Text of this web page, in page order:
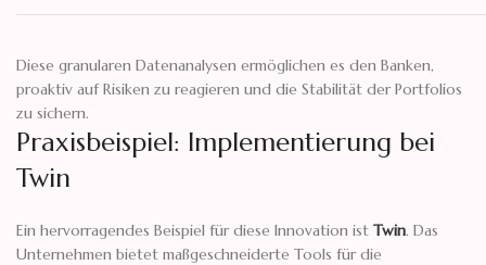
Diese granularen Datenanalysen ermöglichen es den Banken,
proaktiv auf Risiken zu reagieren und die Stabilität der Portfolios
zu sichern.
Praxisbeispiel: Implementierung bei
Twin
Ein hervorragendes Beispiel für diese Innovation ist Twin. Das
Unternehmen bietet maßgeschneiderte Tools für die